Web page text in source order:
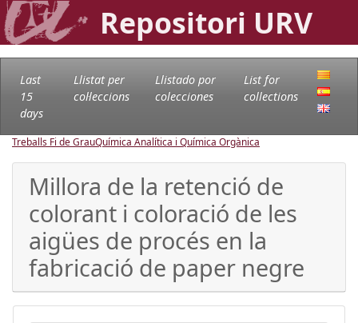
Repositori URV
Last
15
days
Llistat per
col·leccions
Llistado por
colecciones
List for
collections
Treballs Fi de GrauQuímica Analítica i Química Orgànica
Millora de la retenció de
colorant i coloració de les
aigües de procés en la
fabricació de paper negre